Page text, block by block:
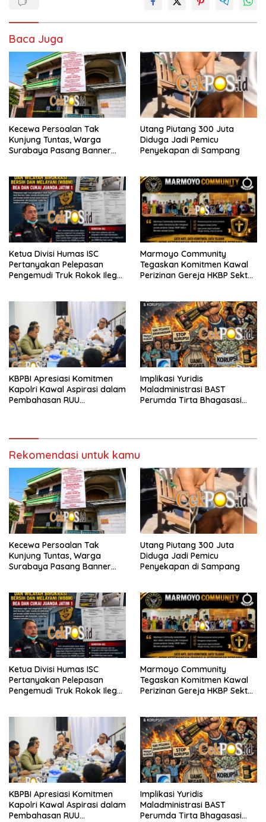
Baca Juga
Kecewa Persoalan Tak
Kunjung Tuntas, Warga
Surabaya Pasang Banner
Utang Piutang 300 Juta
Diduga Jadi Pemicu
Penyekapan di Sampang
Ketua Divisi Humas ISC
Pertanyakan Pelepasan
Pengemudi Truk Rokok Ilegal
Marmoyo Community
Tegaskan Komitmen Kawal
Perizinan Gereja HKBP Sektor
KBPBI Apresiasi Komitmen
Kapolri Kawal Aspirasi dalam
Pembahasan RUU
Implikasi Yuridis
Maladministrasi BAST
Perumda Tirta Bhagasasi
Rekomendasi untuk kamu
Kecewa Persoalan Tak
Kunjung Tuntas, Warga
Surabaya Pasang Banner
Utang Piutang 300 Juta
Diduga Jadi Pemicu
Penyekapan di Sampang
Ketua Divisi Humas ISC
Pertanyakan Pelepasan
Pengemudi Truk Rokok Ilegal
Marmoyo Community
Tegaskan Komitmen Kawal
Perizinan Gereja HKBP Sektor
KBPBI Apresiasi Komitmen
Kapolri Kawal Aspirasi dalam
Pembahasan RUU
Implikasi Yuridis
Maladministrasi BAST
Perumda Tirta Bhagasasi